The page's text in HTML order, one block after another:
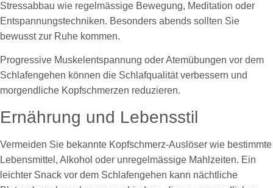
Stressabbau wie regelmässige Bewegung, Meditation oder
Entspannungstechniken. Besonders abends sollten Sie
bewusst zur Ruhe kommen.
Progressive Muskelentspannung oder Atemübungen vor dem
Schlafengehen können die Schlafqualität verbessern und
morgendliche Kopfschmerzen reduzieren.
Ernährung und Lebensstil
Vermeiden Sie bekannte Kopfschmerz-Auslöser wie bestimmte
Lebensmittel, Alkohol oder unregelmässige Mahlzeiten. Ein
leichter Snack vor dem Schlafengehen kann nächtliche